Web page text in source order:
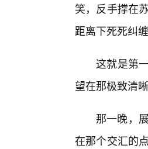
笑，反手撑在
距离下死死纠
这就是第
望在那极致清
那一晚，
在那个交汇的